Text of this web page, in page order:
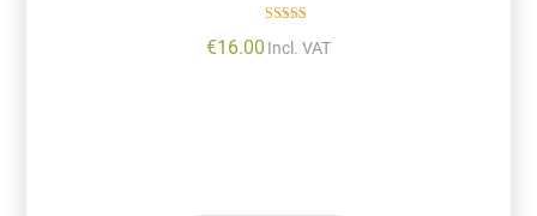
5.00
€16.00 Incl. VAT